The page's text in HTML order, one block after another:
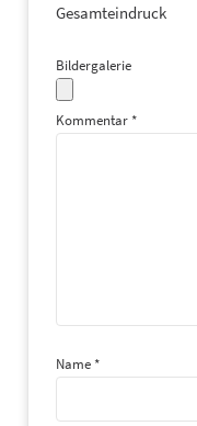
Gesamteindruck
Bildergalerie
Kommentar *
Name *